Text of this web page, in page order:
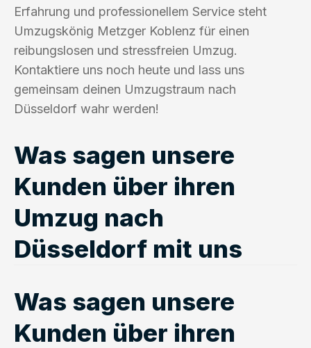
Erfahrung und professionellem Service steht
Umzugskönig Metzger Koblenz für einen
reibungslosen und stressfreien Umzug.
Kontaktiere uns noch heute und lass uns
gemeinsam deinen Umzugstraum nach
Düsseldorf wahr werden!
Was sagen unsere
Kunden über ihren
Umzug nach
Düsseldorf mit uns
Was sagen unsere
Kunden über ihren